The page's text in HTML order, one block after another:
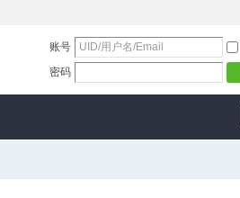
账号
密码